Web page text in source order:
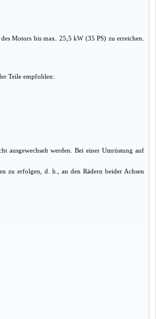
Motors bis max. 25,5 kW (35 PS) zu erreichen.
Teile empfohlen:
ausgewechselt werden. Bei einer Umrüstung auf
zu erfolgen, d. h., an den Rädern beider Achsen